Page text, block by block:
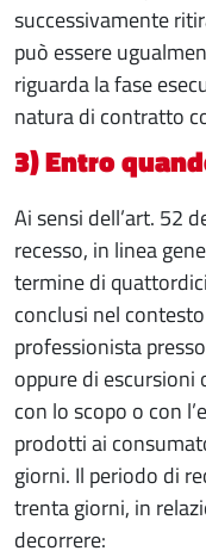
successivamente
può essere
riguarda la fase
natura di contratto
3) Entro
Ai sensi dell’art. 52
recesso, in linea
termine di
conclusi nel
professionista
oppure di
con lo scopo o con
prodotti ai
giorni. Il periodo di
trenta giorni, in
decorrere: